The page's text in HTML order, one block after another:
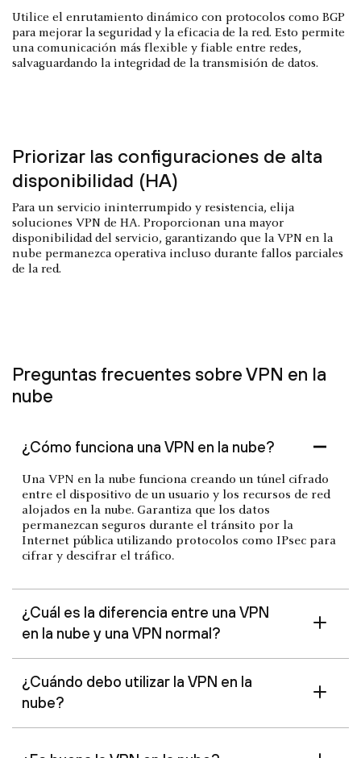
Utilice el enrutamiento dinámico con protocolos como BGP
para mejorar la seguridad y la eficacia de la red. Esto permite
una comunicación más flexible y fiable entre redes,
salvaguardando la integridad de la transmisión de datos.
Priorizar las configuraciones de alta
disponibilidad (HA)
Para un servicio ininterrumpido y resistencia, elija
soluciones VPN de HA. Proporcionan una mayor
disponibilidad del servicio, garantizando que la VPN en la
nube permanezca operativa incluso durante fallos parciales
de la red.
Preguntas frecuentes sobre VPN en la
nube
¿Cómo funciona una VPN en la nube?
Una VPN en la nube funciona creando un túnel cifrado
entre el dispositivo de un usuario y los recursos de red
alojados en la nube. Garantiza que los datos
permanezcan seguros durante el tránsito por la
Internet pública utilizando protocolos como IPsec para
cifrar y descifrar el tráfico.
¿Cuál es la diferencia entre una VPN
en la nube y una VPN normal?
¿Cuándo debo utilizar la VPN en la
nube?